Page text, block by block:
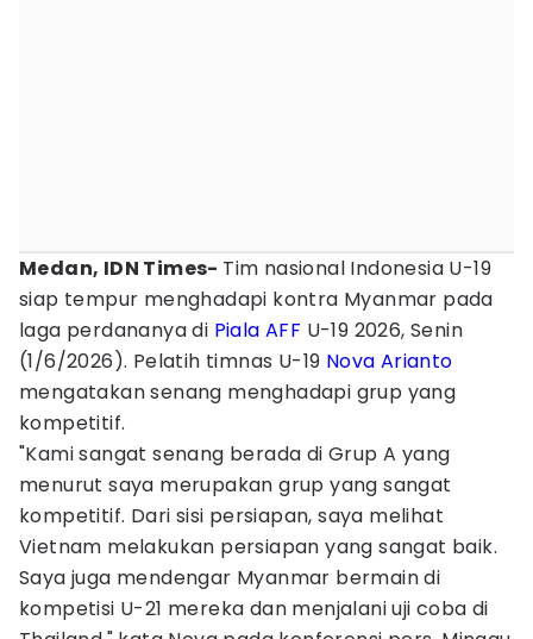
Medan, IDN Times- Tim nasional Indonesia U-19
siap tempur menghadapi kontra Myanmar pada
laga perdananya di Piala AFF U-19 2026, Senin
(1/6/2026). Pelatih timnas U-19 Nova Arianto
mengatakan senang menghadapi grup yang
kompetitif.
"Kami sangat senang berada di Grup A yang
menurut saya merupakan grup yang sangat
kompetitif. Dari sisi persiapan, saya melihat
Vietnam melakukan persiapan yang sangat baik.
Saya juga mendengar Myanmar bermain di
kompetisi U-21 mereka dan menjalani uji coba di